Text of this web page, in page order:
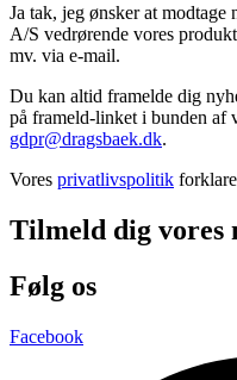
Ja tak, jeg ønsker at
A/S vedrørende vores
mv. via e-mail.
Du kan altid framelde dig
på frameld-linket i bunden af
gdpr@dragsbaek.dk.
Vores privatlivspolitik
Tilmeld dig vores
Følg os
Facebook